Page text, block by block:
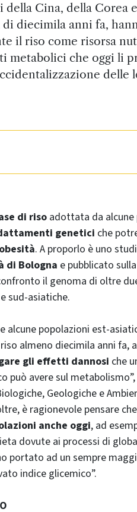
della Cina, della Corea
diecimila anni fa,
il riso come risorsa
metabolici che oggi li
di riso adottata da alcune
genetici che
. A proporlo è uno
di Bologna e pubblicato
il genoma di oltre
sud-asiatiche.
alcune popolazioni est-
almeno diecimila anni fa,
gli effetti dannosi che
può avere sul
Geologiche e
è ragionevole pensare
anche oggi, ad
dovute ai processi di
portato ad un sempre
indice glicemico”.